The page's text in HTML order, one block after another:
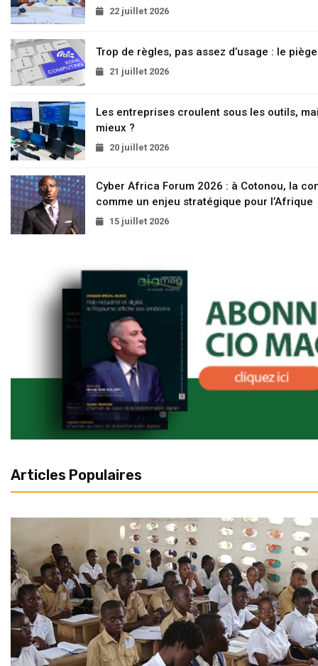
22 juillet 2026
Trop de règles, pas assez d’usage : le
21 juillet 2026
Les entreprises croulent sous les outils,
mieux ?
20 juillet 2026
Cyber Africa Forum 2026 : à Cotonou, la
comme un enjeu stratégique pour l’Afrique
15 juillet 2026
Articles Populaires